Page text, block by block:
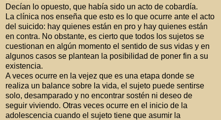
Decían lo opuesto, que había sido un acto de cobardía.
La clínica nos enseña que esto es lo que ocurre ante el acto
del suicido: hay quienes están en pro y hay quienes están
en contra. No obstante, es cierto que todos los sujetos se
cuestionan en algún momento el sentido de sus vidas y en
algunos casos se plantean la posibilidad de poner fin a su
existencia.
A veces ocurre en la vejez que es una etapa donde se
realiza un balance sobre la vida, el sujeto puede sentirse
solo, desamparado y no encontrar sostén ni deseo de
seguir viviendo. Otras veces ocurre en el inicio de la
adolescencia cuando el sujeto tiene que asumir la